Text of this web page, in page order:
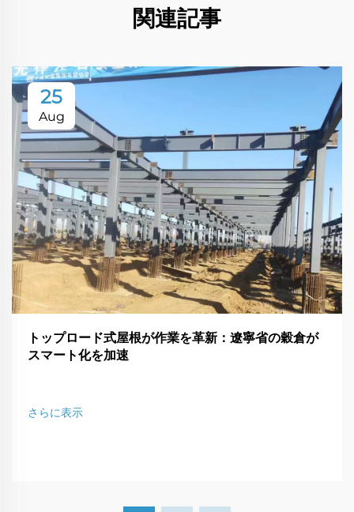
関連記事
25
Aug
トップロード式屋根が作業を革新：遼寧省の穀倉が
スマート化を加速
さらに表示